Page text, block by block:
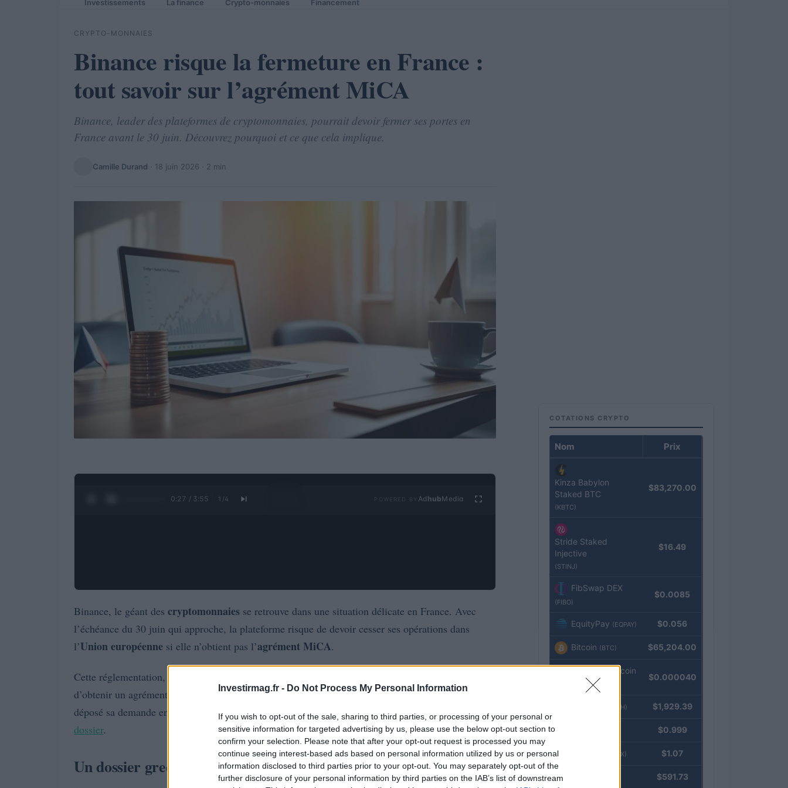
Investirmag.fr - Do Not Process My Personal Information
If you wish to opt-out of the sale, sharing to third parties, or processing of your personal or
sensitive information for targeted advertising by us, please use the below opt-out section to
confirm your selection. Please note that after your opt-out request is processed you may
continue seeing interest-based ads based on personal information utilized by us or personal
information disclosed to third parties prior to your opt-out. You may separately opt-out of the
further disclosure of your personal information by third parties on the IAB’s list of downstream
Investissements La finance Crypto-monnaies Financement
CRYPTO-MONNAIES
Binance risque la fermeture en France :
tout savoir sur l’agrément MiCA
Binance, leader des plateformes de cryptomonnaies, pourrait devoir fermer ses portes en
France avant le 30 juin. Découvrez pourquoi et ce que cela implique.
Camille Durand · 18 juin 2026 · 2 min
0:28 / 3:55 1 /4 Ad hubMedia
Binance, le géant des cryptomonnaies se retrouve dans une situation délicate en France. Avec
l’échéance du 30 juin qui approche, la plateforme risque de devoir cesser ses opérations dans
l’Union européenne si elle n’obtient pas l’agrément MiCA.
Cette réglementation, entrée en vigueur fin 2026, impose aux plateformes de cryptomonnaies
d’obtenir un agrément d’un État membre pour opérer légalement dans toute l’UE. Binance, qui a
déposé sa demande en Grèce, pourrait voir sa requête rejetée, selon des sources proches du
dossier.
Un dossier grec sous haute tension
COTATIONS CRYPTO
Nom Prix
Kinza Babylon
Staked BTC
(KBTC)
$83,270.00
Stride Staked
Injective
(STINJ)
$16.49
FibSwap DEX
(FIBO)
$0.0085
EquityPay (EQPAY) $0.056
Bitcoin (BTC) $65,204.00
VNST Stablecoin
$0.000040
(ETH) $1,929.39
$0.999
(USDEX) $1.07
$591.73